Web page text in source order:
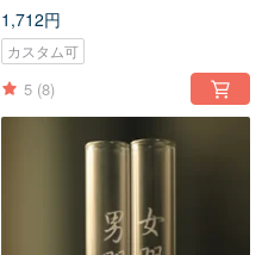
トに適しています
1,712円
カスタム可
5 (8)